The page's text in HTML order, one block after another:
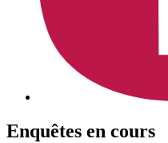
Enquêtes en cours